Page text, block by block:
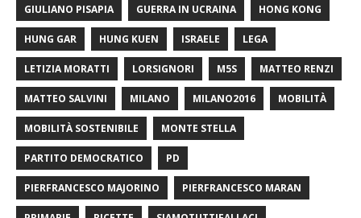
GIULIANO PISAPIA GUERRA IN UCRAINA HONG KONG
HUNG GAR HUNG KUEN ISRAELE LEGA
LETIZIA MORATTI LORSIGNORI M5S MATTEO RENZI
MATTEO SALVINI MILANO MILANO2016 MOBILITÀ
MOBILITÀ SOSTENIBILE MONTE STELLA
PARTITO DEMOCRATICO PD
PIERFRANCESCO MAJORINO PIERFRANCESCO MARAN